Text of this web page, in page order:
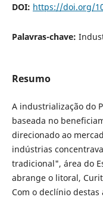
DOI: https://doi.org/
Palavras-chave:
Resumo
A industrialização do
baseada no
direcionado ao
indústrias
tradicional", área do
abrange o litoral,
Com o declínio